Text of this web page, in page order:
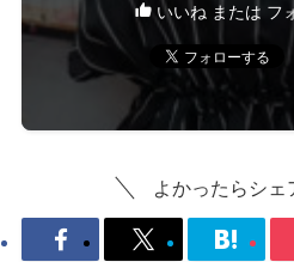
いいね または フ
よかったらシェ